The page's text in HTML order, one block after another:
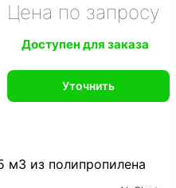
м3 из полипропилена
Цена по запросу
Доступен для заказа
Уточнить